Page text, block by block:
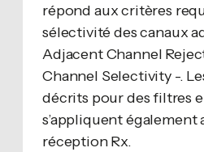
répond aux critères
sélectivité des canaux
Adjacent Channel
Channel Selectivity -.
décrits pour des filtres
s’appliquent également
réception Rx.